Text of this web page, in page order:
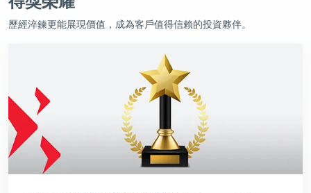
歷經淬鍊更能展現價值，成為客戶值得信賴的投資夥伴。